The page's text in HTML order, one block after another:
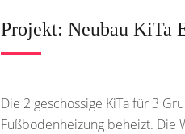
Projekt: Neubau KiTa
Die 2 geschossige KiTa für 3
Fußbodenheizung beheizt. Die